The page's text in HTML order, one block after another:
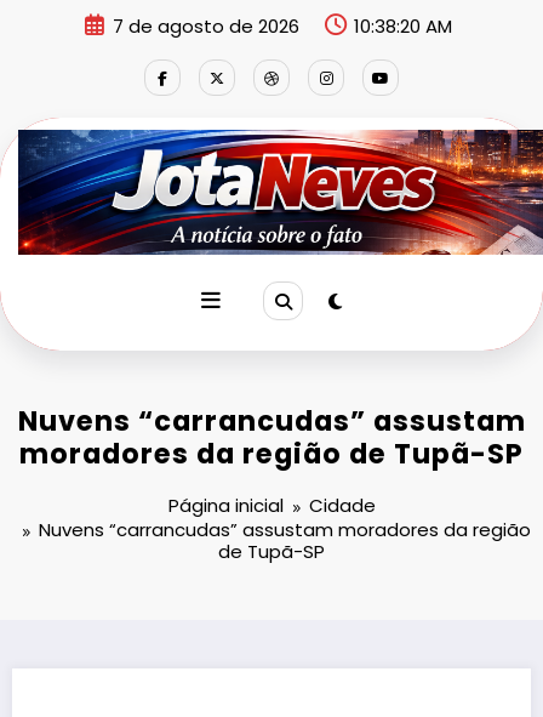
7 de agosto de 2026 10:38:20 AM
Nuvens “carrancudas” assustam
moradores da região de Tupã-SP
Página inicial
Cidade
Nuvens “carrancudas” assustam moradores da região
de Tupã-SP